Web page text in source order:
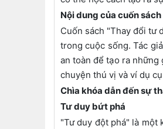
Nội dung của cuốn
Cuốn sách "Thay đổi tư
trong cuộc sống. Tác
an toàn để tạo ra những
chuyện thú vị và ví dụ
Chìa khóa dẫn đến sự
Tư duy bứt phá
"Tư duy đột phá" là một